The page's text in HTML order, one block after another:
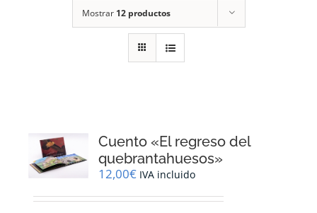
CONTACTO
Mostrar 12 productos
Cuento «El regreso del
quebrantahuesos»
12,00€ IVA incluido